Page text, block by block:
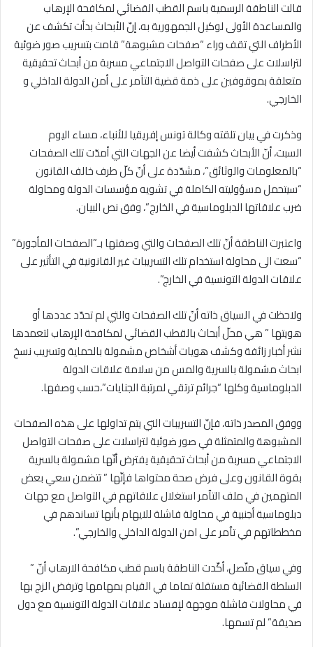
قالت الناطقة الرسمية باسم القطب القضائي لمكافحة الإرهاب
والمساعدة الأولى لوكيل الجمهورية به، إنّ الأبحاث بدأت تكشف عن
الأطراف التي تقف وراء “صفحات مشبوهة” قامت بتسريب صور ضوئية
لتراسلات على صفحات التواصل الاجتماعي مسربة من أبحاث تحقيقية
متعلقة بموقوفين على ذمة قضية التآمر على أمن الدولة الداخلي و
الخارجي.
وذكرت في بيان تلقته وكالة تونس إفريقيا للأنباء، مساء اليوم
السبت، أنّ الأبحاث كشفت أيضا عن الجهات التي أمدّت تلك الصفحات
“بالمعلومات والوثائق”، مشدّدة على أنّ كلّ طرف خالف القانون
“سيتحمل مسؤوليته الكاملة في تشويه مؤسسات الدولة ومحاولة
ضرب علاقاتها الدبلوماسية في الخارج”، وفق نص البيان.
واعتبرت الناطقة أنّ تلك الصفحات والتي وصفتها بـ”الصفحات المأجورة”
“سعت الى محاولة استخدام تلك التسريبات غير القانونية في التأثير على
علاقات الدولة التونسية في الخارج”.
ولاحظت في السياق ذاته أنّ تلك الصفحات والتي لم تحدّد عددها أو
هويتها ” هي محلّ أبحاث بالقطب القضائي لمكافحة الإرهاب لتعمدها
نشر أخبار زائفة وكشف هويات أشخاص مشمولة بالحماية وتسريب نسخ
ابحاث مشمولة بالسرية والمس من سلامة علاقات الدولة
الدبلوماسية وكلها “جرائم ترتقي لمرتبة الجنايات”،حسب وصفها.
ووفق المصدر ذاته، فإنّ التسريبات التي يتم تداولها على هذه الصفحات
المشبوهة والمتمثلة في صور ضوئية لتراسلات على صفحات التواصل
الاجتماعي مسربة من أبحاث تحقيقية يفترض أنّها مشمولة بالسرية
بقوة القانون وعلى فرض صحة محتواها فإنّها ” تتضمن سعي بعض
المتهمين في ملف التٱمر استغلال علاقاتهم في التواصل مع جهات
دبلوماسية أجنبية في محاولة فاشلة للايهام بأنها تساندهم في
مخططاتهم في تٱمر على امن الدولة الداخلي والخارجي”.
وفي سياق متّصل، أكّدت الناطقة باسم قطب مكافحة الارهاب أنّ ”
السلطة القضائية مستقلة تماما في القيام بمهامها وترفض الزج بها
في محاولات فاشلة موجهة لإفساد علاقات الدولة التونسية مع دول
صديقة” لم تسمها.